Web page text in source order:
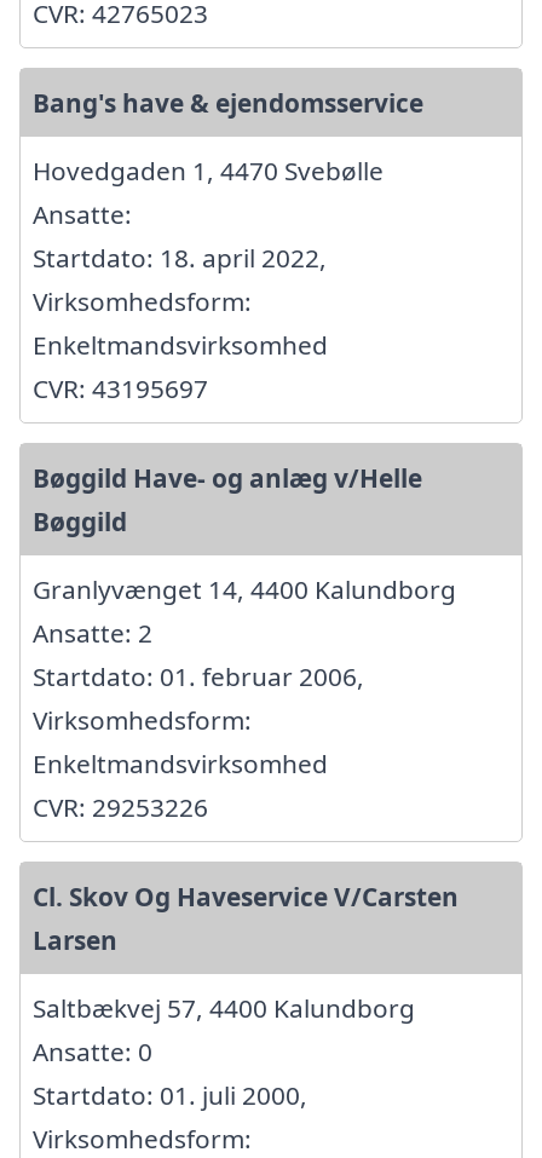
CVR: 42765023
Bang's have & ejendomsservice
Hovedgaden 1, 4470 Svebølle
Ansatte:
Startdato: 18. april 2022,
Virksomhedsform:
Enkeltmandsvirksomhed
CVR: 43195697
Bøggild Have- og anlæg v/Helle
Bøggild
Granlyvænget 14, 4400 Kalundborg
Ansatte: 2
Startdato: 01. februar 2006,
Virksomhedsform:
Enkeltmandsvirksomhed
CVR: 29253226
Cl. Skov Og Haveservice V/Carsten
Larsen
Saltbækvej 57, 4400 Kalundborg
Ansatte: 0
Startdato: 01. juli 2000,
Virksomhedsform: